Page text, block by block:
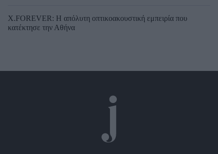
X.FOREVER: Η απόλυτη οπτικοακουστική εμπειρία που
κατέκτησε την Αθήνα